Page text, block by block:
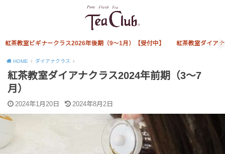
紅茶教室ビギナークラス2026年後期（9～1月）【受付中】 紅茶教室ダイア
HOME ダイアナクラス
紅茶教室ダイアナクラス2024年前期（3～7
月）
2024年1月20日 2024年8月2日